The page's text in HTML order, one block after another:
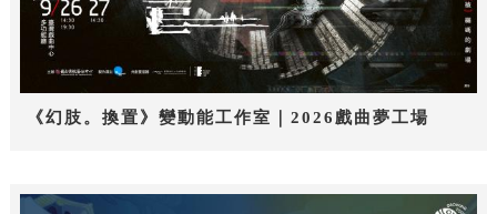
《幻肢。換置》變動能工作室｜2026戲曲夢工場